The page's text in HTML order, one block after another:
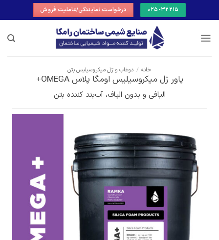
to
025-32215 درخواست نمایندگی/عاملیت فروش
خانه / دوغاب و ژل میکروسیلیس بتن
پاور ژل میکروسیلیس اومگا پلاس OMEGA+
الیافی و بدون الیاف، آب‌بند کننده بتن